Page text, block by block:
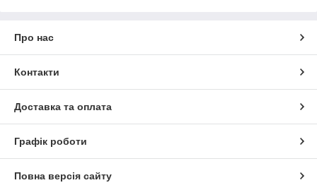
Про нас
Контакти
Доставка та оплата
Графік роботи
Повна версія сайту